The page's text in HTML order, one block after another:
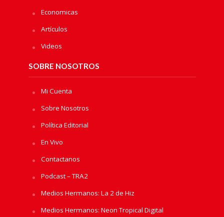
Economicas
Artículos
Videos
SOBRE NOSOTROS
Mi Cuenta
Sobre Nosotros
Política Editorial
En Vivo
Contactanos
Podcast – TRA2
Medios Hermanos: La 2 de Hiz
Medios Hermanos: Neon Tropical Digital